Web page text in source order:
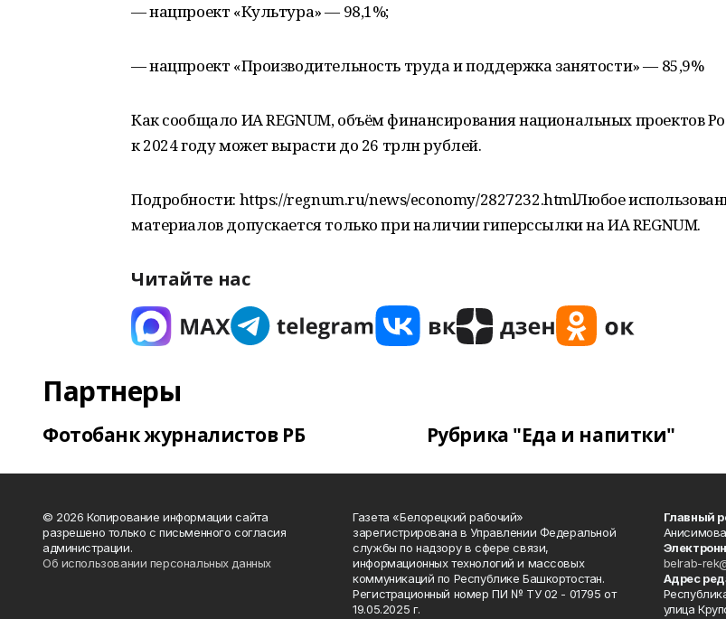
— нацпроект «Культура» — 98,1%;
— нацпроект «Производительность труда и поддержка занятости» — 85,9%
Как сообщало ИА REGNUM, объём финансирования национальных проектов
к 2024 году может вырасти до 26 трлн рублей.
Подробности: https://regnum.ru/news/economy/2827232.htmlЛюбое
материалов допускается только при наличии гиперссылки на ИА REGNUM.
Читайте нас
Партнеры
Фотобанк журналистов РБ Рубрика "Еда и напитки"
© 2026 Копирование информации сайта
разрешено только с письменного согласия
администрации.
Об использовании персональных данных
Газета «Белорецкий рабочий»
зарегистрирована в Управлении Федеральной
службы по надзору в сфере связи,
информационных технологий и массовых
коммуникаций по Республике Башкортостан.
Регистрационный номер ПИ № ТУ 02 - 01795 от
19.05.2025 г.
Главный
belrab-
Адрес
улица